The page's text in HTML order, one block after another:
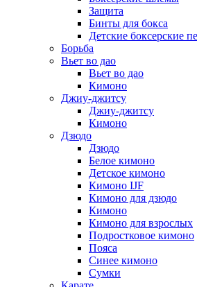
Защита
Бинты для бокса
Детские боксерские
Борьба
Вьет во дао
Вьет во дао
Кимоно
Джиу-джитсу
Джиу-джитсу
Кимоно
Дзюдо
Дзюдо
Белое кимоно
Детское кимоно
Кимоно IJF
Кимоно для дзюдо
Кимоно
Кимоно для взрослых
Подростковое кимоно
Пояса
Синее кимоно
Сумки